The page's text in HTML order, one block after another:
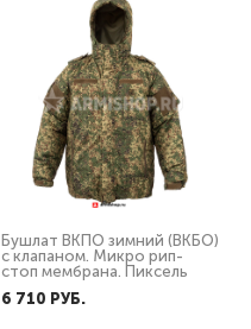
Бушлат ВКПО зимний (ВКБО)
с клапаном. Микро рип-
стоп мембрана. Пиксель
6 710 PУБ.